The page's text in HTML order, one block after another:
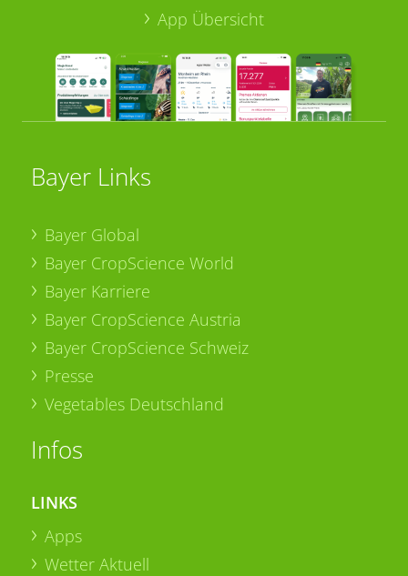
App Übersicht
Bayer Links
Bayer Global
Bayer CropScience World
Bayer Karriere
Bayer CropScience Austria
Bayer CropScience Schweiz
Presse
Vegetables Deutschland
Infos
LINKS
Apps
Wetter Aktuell